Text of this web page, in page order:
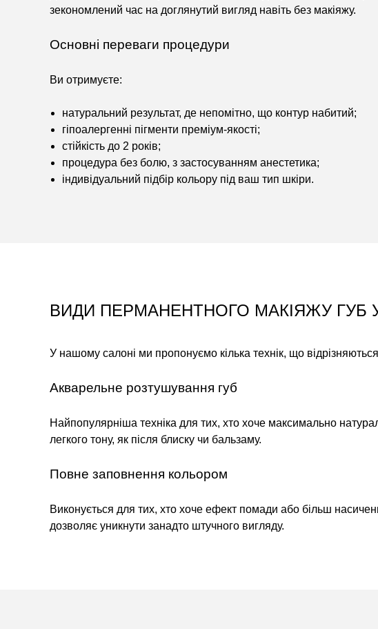
зекономлений час на доглянутий вигляд навіть без макіяжу.
Основні переваги процедури
Ви отримуєте:
натуральний результат, де непомітно, що контур набитий;
гіпоалергенні пігменти преміум-якості;
стійкість до 2 років;
процедура без болю, з застосуванням анестетика;
індивідуальний підбір кольору під ваш тип шкіри.
ВИДИ ПЕРМАНЕНТНОГО МАКІЯЖУ ГУБ У
У нашому салоні ми пропонуємо кілька технік, що
Акварельне розтушування губ
Найпопулярніша техніка для тих, хто хоче максимально
легкого тону, як після блиску чи бальзаму.
Повне заповнення кольором
Виконується для тих, хто хоче ефект помади або більш
дозволяє уникнути занадто штучного вигляду.